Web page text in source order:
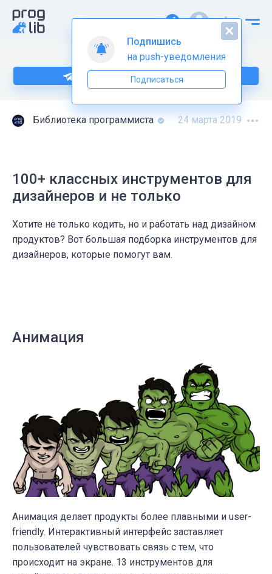
Подпишитесь на нас в Telegram
Библиотека программиста 24 марта 2019
100+ классных инструментов для
дизайнеров и не только
Хотите не только кодить, но и работать над дизайном
продуктов? Вот большая подборка инструментов для
дизайнеров, которые помогут вам.
Анимация
Анимация делает продукты более плавными и user-
friendly. Интерактивный интерфейс заставляет
пользователей чувствовать связь с тем, что
происходит на экране. 13 инструментов для
Подпишись
на push-уведомления
Подписаться